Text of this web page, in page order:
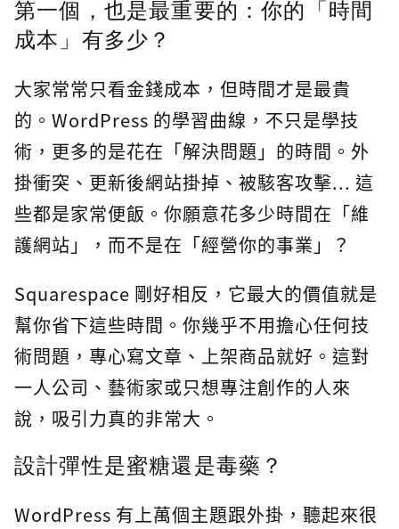
第一個，也是最重要的：你的「時間
成本」有多少？
大家常常只看金錢成本，但時間才是最貴
的。WordPress 的學習曲線，不只是學技
術，更多的是花在「解決問題」的時間。外
掛衝突、更新後網站掛掉、被駭客攻擊... 這
些都是家常便飯。你願意花多少時間在「維
護網站」，而不是在「經營你的事業」？
Squarespace 剛好相反，它最大的價值就是
幫你省下這些時間。你幾乎不用擔心任何技
術問題，專心寫文章、上架商品就好。這對
一人公司、藝術家或只想專注創作的人來
說，吸引力真的非常大。
設計彈性是蜜糖還是毒藥？
WordPress 有上萬個主題跟外掛，聽起來很